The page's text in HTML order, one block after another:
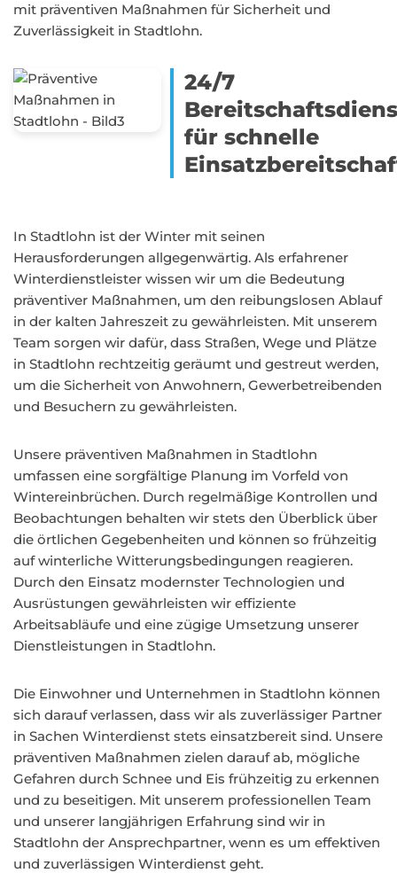
mit präventiven Maßnahmen für Sicherheit und
Zuverlässigkeit in Stadtlohn.
24/7
für schnelle
In Stadtlohn ist der Winter mit seinen
Herausforderungen allgegenwärtig. Als erfahrener
Winterdienstleister wissen wir um die Bedeutung
präventiver Maßnahmen, um den reibungslosen Ablauf
in der kalten Jahreszeit zu gewährleisten. Mit unserem
Team sorgen wir dafür, dass Straßen, Wege und Plätze
in Stadtlohn rechtzeitig geräumt und gestreut werden,
um die Sicherheit von Anwohnern, Gewerbetreibenden
und Besuchern zu gewährleisten.
Unsere präventiven Maßnahmen in Stadtlohn
umfassen eine sorgfältige Planung im Vorfeld von
Wintereinbrüchen. Durch regelmäßige Kontrollen und
Beobachtungen behalten wir stets den Überblick über
die örtlichen Gegebenheiten und können so frühzeitig
auf winterliche Witterungsbedingungen reagieren.
Durch den Einsatz modernster Technologien und
Ausrüstungen gewährleisten wir effiziente
Arbeitsabläufe und eine zügige Umsetzung unserer
Dienstleistungen in Stadtlohn.
Die Einwohner und Unternehmen in Stadtlohn können
sich darauf verlassen, dass wir als zuverlässiger Partner
in Sachen Winterdienst stets einsatzbereit sind. Unsere
präventiven Maßnahmen zielen darauf ab, mögliche
Gefahren durch Schnee und Eis frühzeitig zu erkennen
und zu beseitigen. Mit unserem professionellen Team
und unserer langjährigen Erfahrung sind wir in
Stadtlohn der Ansprechpartner, wenn es um effektiven
und zuverlässigen Winterdienst geht.